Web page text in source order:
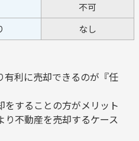
不可
なし
有利に売却できるのが『任
することの方がメリット
不動産を売却するケース